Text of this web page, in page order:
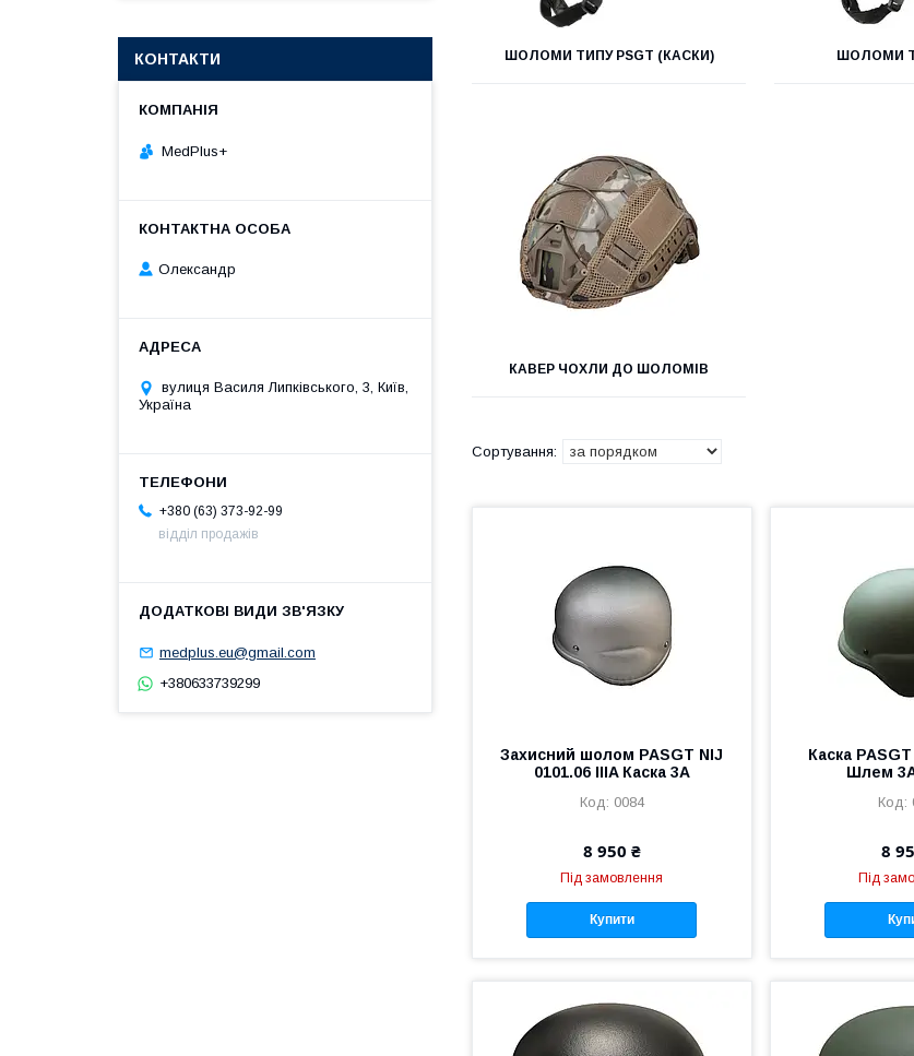
ШОЛОМИ ТИПУ PSGT (КАСКИ) ШОЛОМИ
КАВЕР ЧОХЛИ ДО ШОЛОМІВ
Захисний шолом PASGT NIJ
0101.06 IIIA Каска 3А
0084
8 950 ₴
Під замовлення
Купити
Каска
Шлем
8
Під
КОНТАКТИ
MedPlus+
Олександр
вулиця Василя Липківського, 3, Київ,
Україна
+380 (63) 373-92-99
відділ продажів
medplus.eu@gmail.com
+380633739299